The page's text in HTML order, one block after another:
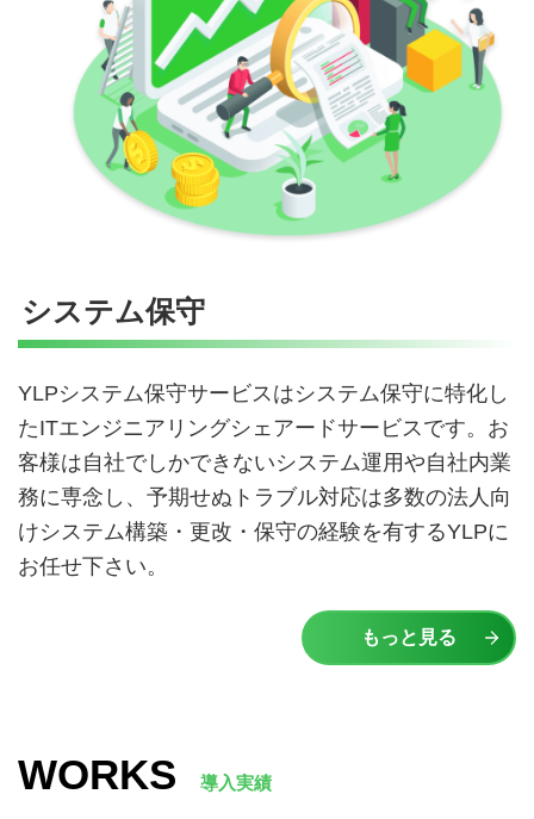
システム保守
YLPシステム保守サービスはシステム保守に特化し
たITエンジニアリングシェアードサービスです。お
客様は自社でしかできないシステム運用や自社内業
務に専念し、予期せぬトラブル対応は多数の法人向
けシステム構築・更改・保守の経験を有するYLPに
お任せ下さい。
もっと見る
WORKS 導入実績